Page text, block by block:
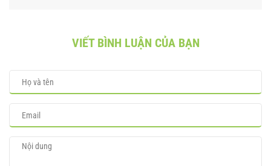
VIẾT BÌNH LUẬN CỦA BẠN